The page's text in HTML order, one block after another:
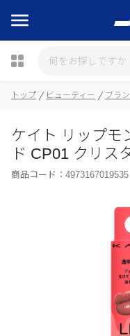
トップ ビューティー ブラ
ケイト リップモ
ド CP01 クリス
商品コード： 4973167019535